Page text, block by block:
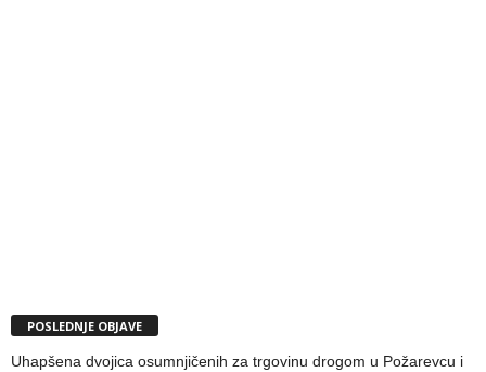
POSLEDNJE OBJAVE
Uhapšena dvojica osumnjičenih za trgovinu drogom u Požarevcu i